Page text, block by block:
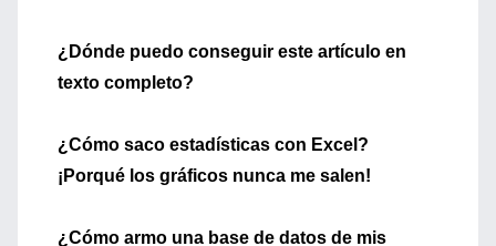
¿Dónde puedo conseguir este artículo en
texto completo?
¿Cómo saco estadísticas con Excel?
¡Porqué los gráficos nunca me salen!
¿Cómo armo una base de datos de mis